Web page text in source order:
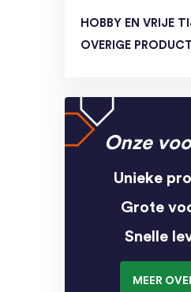
HOBBY EN VRIJE
OVERIGE
Onze
Unieke
Grote
Snelle
MEER